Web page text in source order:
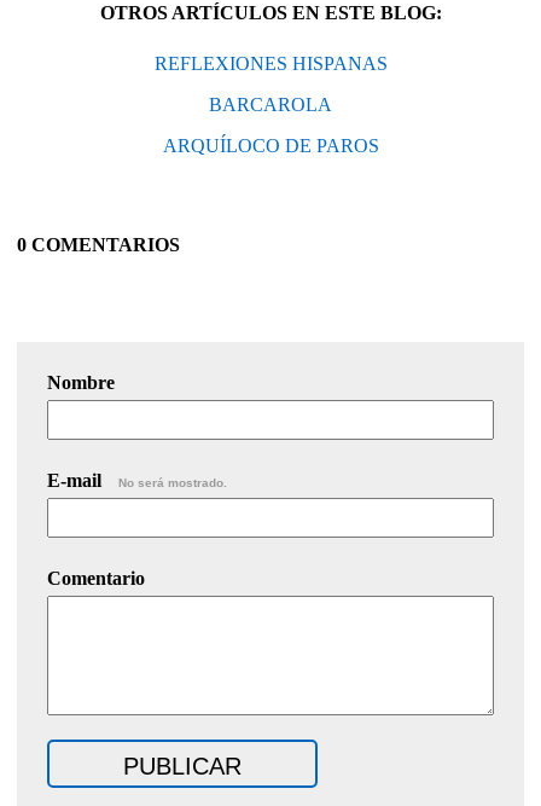
OTROS ARTÍCULOS EN ESTE BLOG:
REFLEXIONES HISPANAS
BARCAROLA
ARQUÍLOCO DE PAROS
0 COMENTARIOS
Nombre
E-mail No será mostrado.
Comentario